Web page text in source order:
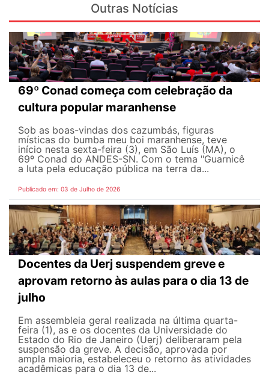
Outras Notícias
69º Conad começa com celebração da
cultura popular maranhense
Sob as boas-vindas dos cazumbás, figuras
místicas do bumba meu boi maranhense, teve
início nesta sexta-feira (3), em São Luís (MA), o
69º Conad do ANDES-SN. Com o tema "Guarnicê
a luta pela educação pública na terra da...
Publicado em: 03 de Julho de 2026
Docentes da Uerj suspendem greve e
aprovam retorno às aulas para o dia 13 de
julho
Em assembleia geral realizada na última quarta-
feira (1), as e os docentes da Universidade do
Estado do Rio de Janeiro (Uerj) deliberaram pela
suspensão da greve. A decisão, aprovada por
ampla maioria, estabeleceu o retorno às atividades
acadêmicas para o dia 13 de...